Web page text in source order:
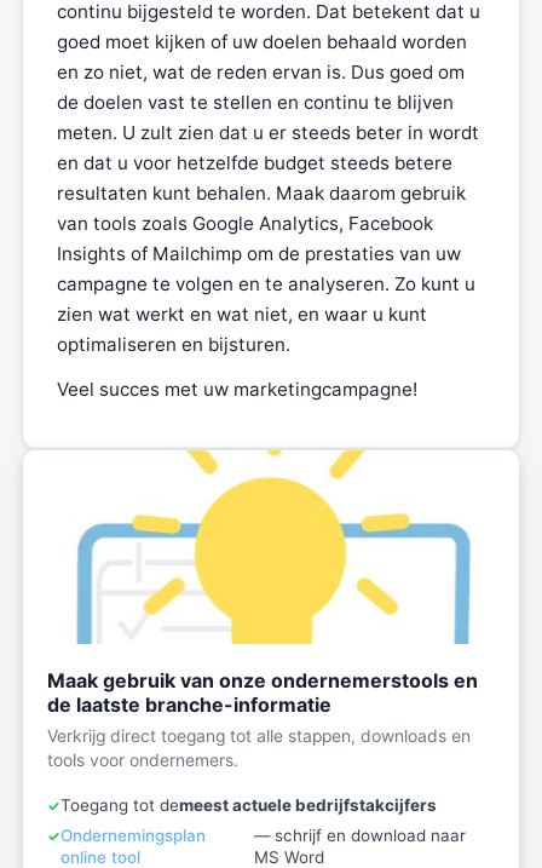
continu bijgesteld te worden. Dat betekent dat u
goed moet kijken of uw doelen behaald worden
en zo niet, wat de reden ervan is. Dus goed om
de doelen vast te stellen en continu te blijven
meten. U zult zien dat u er steeds beter in wordt
en dat u voor hetzelfde budget steeds betere
resultaten kunt behalen. Maak daarom gebruik
van tools zoals Google Analytics, Facebook
Insights of Mailchimp om de prestaties van uw
campagne te volgen en te analyseren. Zo kunt u
zien wat werkt en wat niet, en waar u kunt
optimaliseren en bijsturen.
Veel succes met uw marketingcampagne!
Maak gebruik van onze ondernemerstools en
de laatste branche-informatie
Verkrijg direct toegang tot alle stappen, downloads en
tools voor ondernemers.
Toegang tot demeest actuele bedrijfstakcijfers
Ondernemingsplan
online tool
— schrijf en download naar
MS Word